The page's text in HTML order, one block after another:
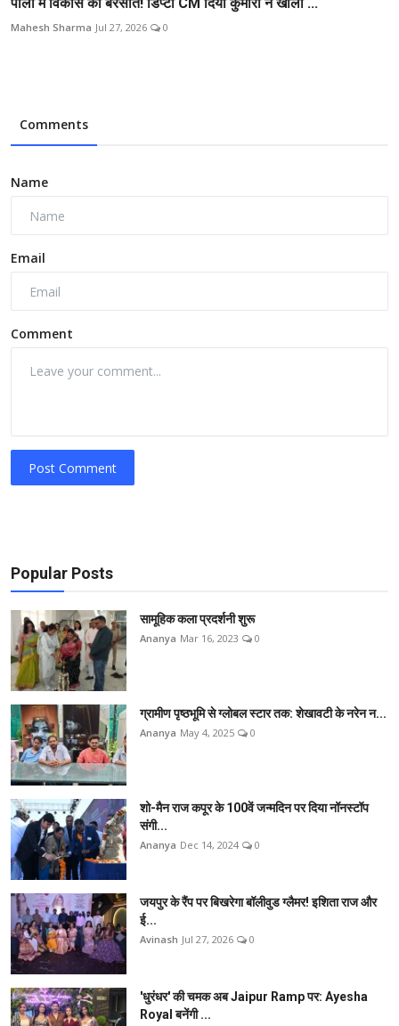
Mahesh Sharma Jul 27, 2026 0
Comments
Name
Email
Comment
Post Comment
Popular Posts
सामूहिक कला प्रदर्शनी शुरू
Ananya Mar 16, 2023 0
ग्रामीण पृष्ठभूमि से ग्लोबल स्टार तक: शेखावटी के नरेन न...
Ananya May 4, 2025 0
शो-मैन राज कपूर के 100वें जन्मदिन पर दिया नॉनस्टॉप
संगी...
Ananya Dec 14, 2024 0
जयपुर के रैंप पर बिखरेगा बॉलीवुड ग्लैमर! इशिता राज और
ई...
Avinash Jul 27, 2026 0
'धुरंधर' की चमक अब Jaipur Ramp पर: Ayesha
Royal बनेंगी ...